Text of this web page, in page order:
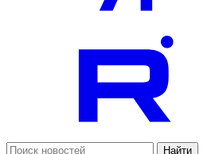
Найти